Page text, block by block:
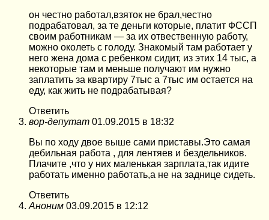
он честно работал,взяток не брал,честно
подрабатовал, за те деньги которые, платит ФССП
своим работникам — за их отвественную работу,
можно околеть с голоду. Знакомый там работает у
него жена дома с ребенком сидит, из этих 14 тыс, а
некоторые там и меньше получают им нужно
заплатить за квартиру 7тыс а 7тыс им остается на
еду, как жить не подрабатывая?
Ответить
вор-депутат 01.09.2015 в 18:32
Вы по ходу двое выше сами приставы.Это самая
дебильная работа , для лентяев и бездельников.
Плачите ,что у них маленькая зарплата,так идите
работать именно работать,а не на заднице сидеть.
Ответить
Аноним 03.09.2015 в 12:12